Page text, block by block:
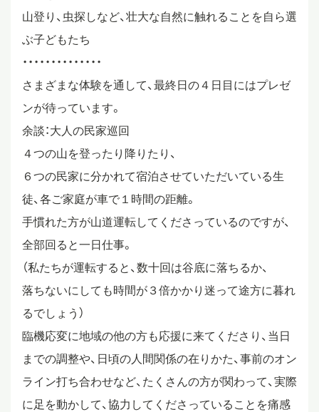
山登り、虫探しなど、壮大な自然に触れることを自ら選
ぶ子どもたち
・・・・・・・・・・・・・・
さまざまな体験を通して、最終日の４日目にはプレゼ
ンが待っています。
余談：大人の民家巡回
４つの山を登ったり降りたり、
６つの民家に分かれて宿泊させていただいている生
徒、各ご家庭が車で１時間の距離。
手慣れた方が山道運転してくださっているのですが、
全部回ると一日仕事。
（私たちが運転すると、数十回は谷底に落ちるか、
落ちないにしても時間が３倍かかり迷って途方に暮れ
るでしょう）
臨機応変に地域の他の方も応援に来てくださり、当日
までの調整や、日頃の人間関係の在りかた、事前のオン
ライン打ち合わせなど、たくさんの方が関わって、実際
に足を動かして、協力してくださっていることを痛感